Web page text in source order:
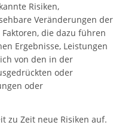
Risiken,
Veränderungen der
die dazu führen
Ergebnisse, Leistungen
von den in der
oder
oder
zu Zeit neue Risiken auf.